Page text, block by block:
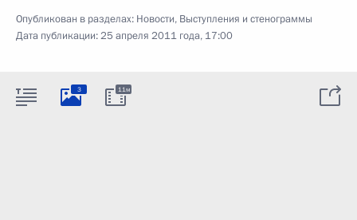
Опубликован в разделах: Новости, Выступления и стенограммы
Дата публикации:25 апреля 2011 года, 17:00
3 11м